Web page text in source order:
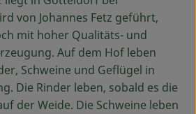
von Johannes Fetz geführt,
mit hoher Qualitäts- und
Auf dem Hof leben
Schweine und Geflügel in
Die Rinder leben, sobald es die
der Weide. Die Schweine leben